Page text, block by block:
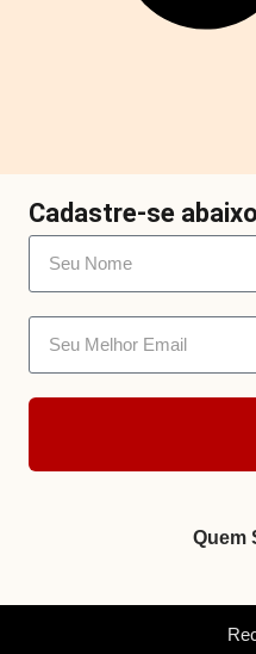
Cadastre-se
Quem